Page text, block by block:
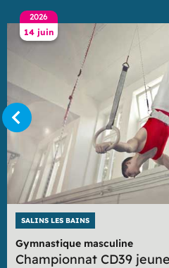
14 juin
2026
SALINS LES BAINS
Gymnastique masculine
Championnat CD39